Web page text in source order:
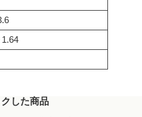
1.64
した商品